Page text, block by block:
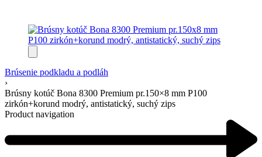
Brúsenie podkladu a podláh
›
Brúsny kotúč Bona 8300 Premium pr.150×8 mm P100
zirkón+korund modrý, antistatický, suchý zips
Product navigation